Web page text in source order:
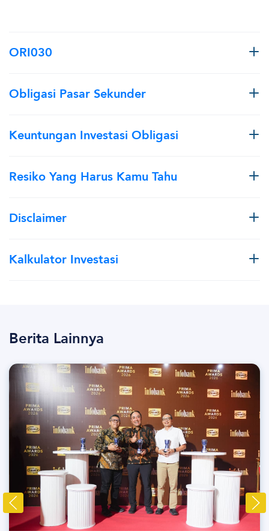
ORI030
Obligasi Pasar Sekunder
Keuntungan Investasi Obligasi
Resiko Yang Harus Kamu Tahu
Disclaimer
Kalkulator Investasi
Berita Lainnya